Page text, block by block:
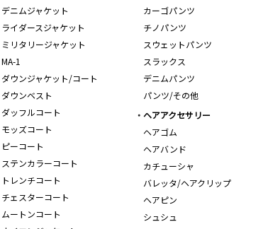
デニムジャケット
ライダースジャケット
ミリタリージャケット
MA-1
ダウンジャケット/コート
ダウンベスト
ダッフルコート
モッズコート
ピーコート
ステンカラーコート
トレンチコート
チェスターコート
ムートンコート
カーゴパンツ
チノパンツ
スウェットパンツ
スラックス
デニムパンツ
パンツ/その他
ヘアアクセサリー
ヘアゴム
ヘアバンド
カチューシャ
バレッタ/ヘアクリップ
ヘアピン
シュシュ